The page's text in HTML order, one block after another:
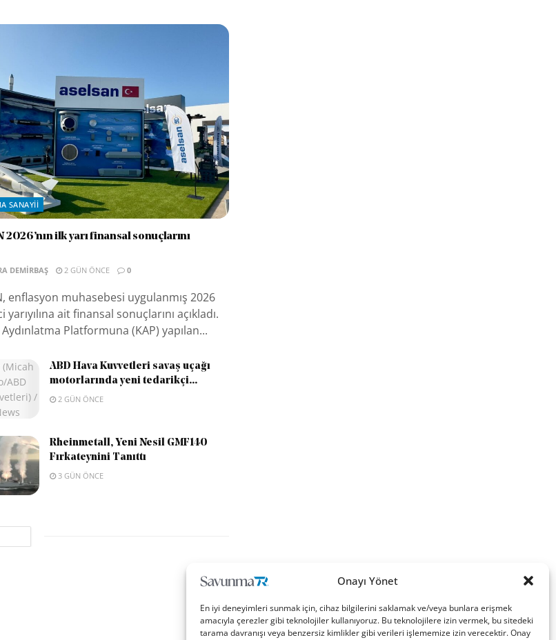
Onayı Yönet
En iyi deneyimleri sunmak için, cihaz bilgilerini saklamak ve/veya bunlara erişmek
amacıyla çerezler gibi teknolojiler kullanıyoruz. Bu teknolojilere izin vermek, bu sitedeki
tarama davranışı veya benzersiz kimlikler gibi verileri işlememize izin verecektir. Onay
SANAYII
2026’nın ilk yarı finansal sonuçlarını
DEMIRBAŞ 2 GÜN ÖNCE 0
enflasyon muhasebesi uygulanmış 2026
yarıyılına ait finansal sonuçlarını açıkladı.
Platformuna (KAP) yapılan...
ABD Hava Kuvvetleri savaş uçağı
motorlarında yeni tedarikçi...
2 GÜN ÖNCE
Rheinmetall, Yeni Nesil GMF140
Fırkateynini Tanıttı
3 GÜN ÖNCE